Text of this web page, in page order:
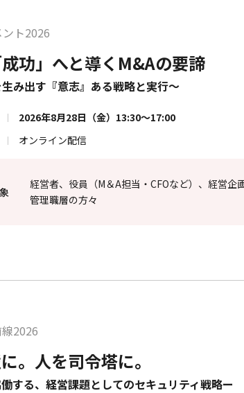
ト2026
功」へと導くM&Aの要諦
み出す『意志』ある戦略と実行～
2026年8月28日（金）13:30～17:00
オンライン配信
経営者、役員（M＆A担当・CFOなど）、経営
管理職層の方々
2026
。人を司令塔に。
する、経営課題としてのセキュリティ戦略ー